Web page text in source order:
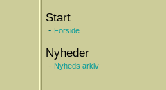
Start
- Forside
Nyheder
- Nyheds arkiv